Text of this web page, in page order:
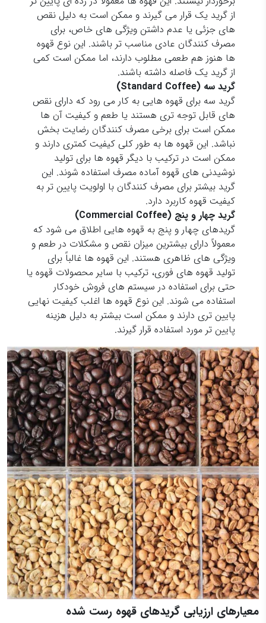
از گرید یک قرار می گیرند و ممکن است به دلیل نقص
های جزئی یا عدم داشتن ویژگی های خاص، برای
مصرف کنندگان عادی مناسب تر باشند. این نوع قهوه
ها هنوز هم طعمی مطلوب دارند، اما ممکن است کمی
از گرید یک فاصله داشته باشند.
گرید سه (Standard Coffee)
گرید سه برای قهوه هایی به کار می رود که دارای نقص
های قابل توجه تری هستند یا طعم و کیفیت آن ها
ممکن است برای برخی مصرف کنندگان رضایت بخش
نباشد. این قهوه ها به طور کلی کیفیت کمتری دارند و
ممکن است در ترکیب با دیگر قهوه ها برای تولید
نوشیدنی های قهوه آماده مصرف استفاده شوند. این
گرید بیشتر برای مصرف کنندگان با اولویت پایین تر به
کیفیت قهوه کاربرد دارد.
گرید چهار و پنج (Commercial Coffee)
گریدهای چهار و پنج به قهوه هایی اطلاق می شود که
معمولاً دارای بیشترین میزان نقص و مشکلات در طعم و
ویژگی های ظاهری هستند. این قهوه ها غالباً برای
تولید قهوه های فوری، ترکیب با سایر محصولات قهوه یا
حتی برای استفاده در سیستم های فروش خودکار
استفاده می شوند. این نوع قهوه ها اغلب کیفیت نهایی
پایین تری دارند و ممکن است بیشتر به دلیل هزینه
پایین تر مورد استفاده قرار گیرند.
معیارهای ارزیابی گریدهای قهوه رست شده